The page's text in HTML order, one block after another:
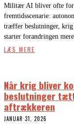
Militær AI bliver ofte
fremtidsscenarie:
træffer beslutninger, krig
starter forandringen mere
LÆS MERE
Når krig bliver
beslutninger
aftrækkeren
JANUAR 31, 2026